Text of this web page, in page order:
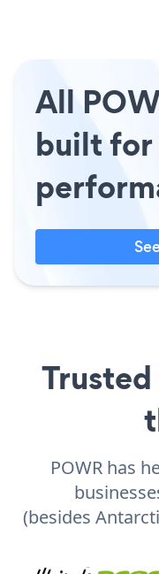
All
built for
POWR has
(besides